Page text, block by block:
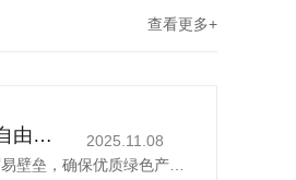
查看更多+
丁薛祥吁破除贸易壁垒 确保优质绿色产品自由流通
2025.11.08